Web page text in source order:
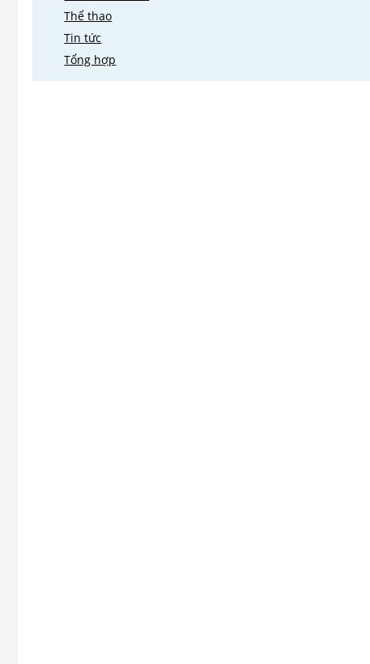
Thể thao
Tin tức
Tổng hợp